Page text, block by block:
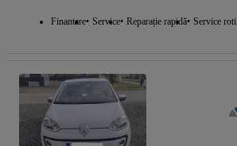
Finantare Service Reparație rapidă Service roti